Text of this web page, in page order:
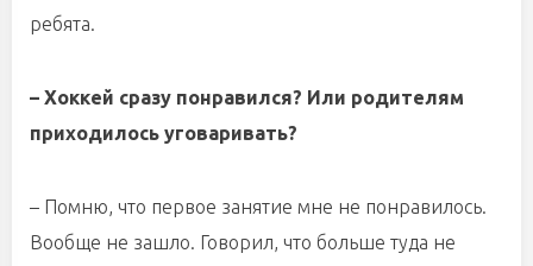
ребята.
– Хоккей сразу понравился? Или родителям
приходилось уговаривать?
– Помню, что первое занятие мне не понравилось.
Вообще не зашло. Говорил, что больше туда не